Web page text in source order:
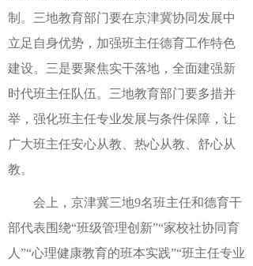
制。三地教育部门要在京津冀协同发展中
立足自身优势，加强班主任德育工作特色
建设。三是要聚焦实干落地，全面建强新
时代班主任队伍。三地教育部门要多措并
举，强化班主任专业发展与条件保障，让
广大班主任安心从教、热心从教、舒心从
教。
会上，京津冀三地9名班主任和德育干
部代表围绕“班级管理创新”“家校社协同育
人”“心理健康教育的班本实践”“班主任专业